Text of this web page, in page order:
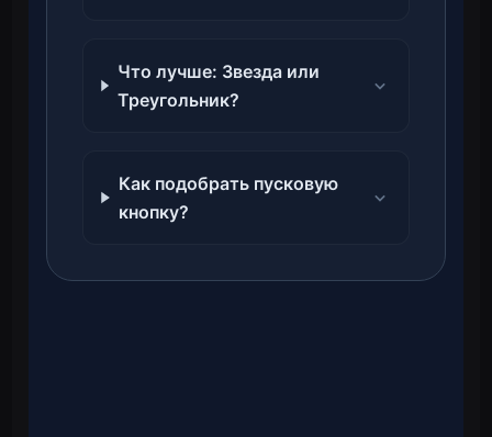
Что лучше: Звезда или
Треугольник?
Как подобрать пусковую
кнопку?